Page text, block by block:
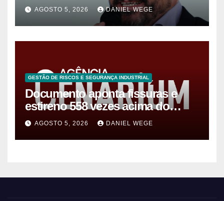
AGOSTO 5, 2026 DANIEL WEGE
GESTÃO DE RISCOS E SEGURANÇA INDUSTRIAL
Documento aponta fissuras e
estireno 558 vezes acima do
limite após vazamento em
AGOSTO 5, 2026 DANIEL WEGE